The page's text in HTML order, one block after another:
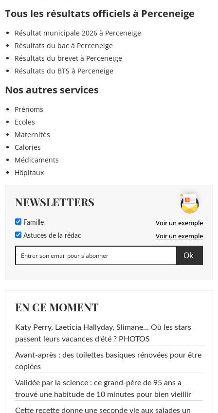
Tous les résultats officiels à Perceneige
Résultat municipale 2026 à Perceneige
Résultats du bac à Perceneige
Résultats du brevet à Perceneige
Résultats du BTS à Perceneige
Nos autres services
Prénoms
Ecoles
Maternités
Calories
Médicaments
Hôpitaux
NEWSLETTERS
Famille Voir un exemple
Astuces de la rédac Voir un exemple
EN CE MOMENT
Katy Perry, Laeticia Hallyday, Slimane... Où les stars
passent leurs vacances d'été ? PHOTOS
Avant-après : des toilettes basiques rénovées pour être
copiées
Validée par la science : ce grand-père de 95 ans a
trouvé une habitude de 10 minutes pour bien vieillir
Cette recette donne une seconde vie aux salades un